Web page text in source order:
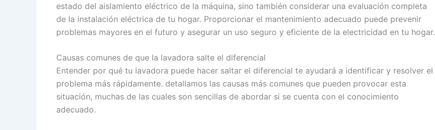
estado del aislamiento eléctrico de la máquina, sino también considerar una evaluación completa
de la instalación eléctrica de tu hogar. Proporcionar el mantenimiento adecuado puede prevenir
problemas mayores en el futuro y asegurar un uso seguro y eficiente de la electricidad en tu hogar.
Causas comunes de que la lavadora salte el diferencial
Entender por qué tu lavadora puede hacer saltar el diferencial te ayudará a identificar y resolver el
problema más rápidamente. detallamos las causas más comunes que pueden provocar esta
situación, muchas de las cuales son sencillas de abordar si se cuenta con el conocimiento
adecuado.